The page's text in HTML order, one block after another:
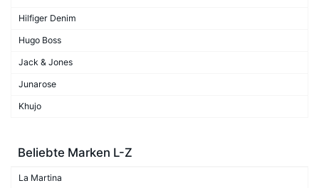
Hilfiger Denim
Hugo Boss
Jack & Jones
Junarose
Khujo
Beliebte Marken L-Z
La Martina